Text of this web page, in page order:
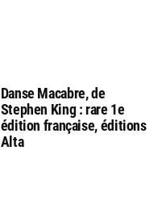
Danse Macabre, de
Stephen King : rare 1e
édition française, éditions
Alta